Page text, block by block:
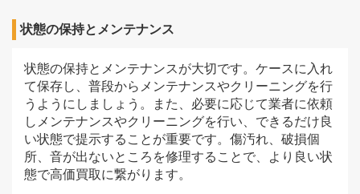
状態の保持とメンテナンス
状態の保持とメンテナンスが大切です。ケースに入れ
て保存し、普段からメンテナンスやクリーニングを行
うようにしましょう。また、必要に応じて業者に依頼
しメンテナンスやクリーニングを行い、できるだけ良
い状態で提示することが重要です。傷汚れ、破損個
所、音が出ないところを修理することで、より良い状
態で高価買取に繋がります。